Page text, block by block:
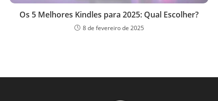
Os 5 Melhores Kindles para 2025: Qual Escolher?
8 de fevereiro de 2025